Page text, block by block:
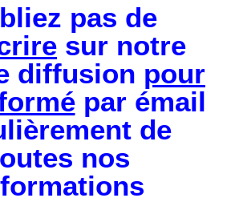
pas de
sur notre
diffusion pour
par émail
de
nos